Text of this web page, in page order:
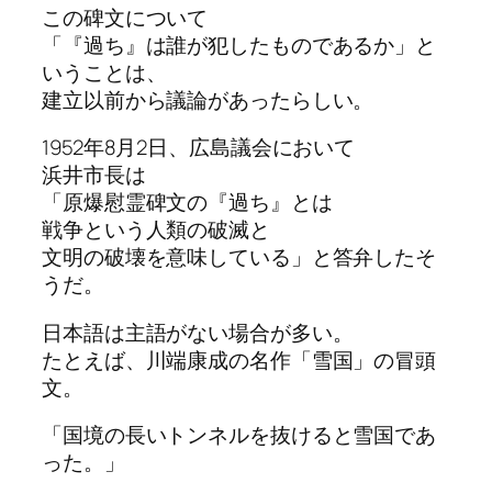
この碑文について
「『過ち』は誰が犯したものであるか」と
いうことは、
建立以前から議論があったらしい。
1952年8月2日、広島議会において
浜井市長は
「原爆慰霊碑文の『過ち』とは
戦争という人類の破滅と
文明の破壊を意味している」と答弁したそ
うだ。
日本語は主語がない場合が多い。
たとえば、川端康成の名作「雪国」の冒頭
文。
「国境の長いトンネルを抜けると雪国であ
った。」